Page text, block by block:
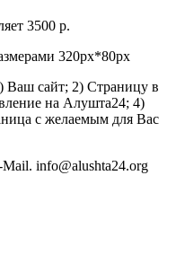
3500 р.
320px*80px
Ваш сайт; 2) Страницу в
на Алушта24; 4)
с желаемым для Вас
info@alushta24.org